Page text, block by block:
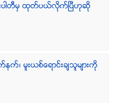
ဖိဳးပါတီမွ ထုတ္ပယ္လိုက္ျပီဟုဆို
နက္၊ မူးယစ္ေရာင္းခ်သူမ်ားကို